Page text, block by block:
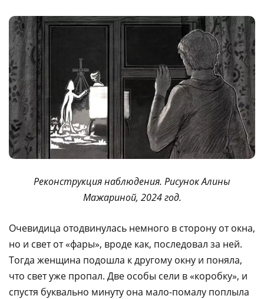
Реконструкция наблюдения. Рисунок Алины
Мажариной, 2024 год.
Очевидица отодвинулась немного в сторону от окна,
но и свет от «фары», вроде как, последовал за ней.
Тогда женщина подошла к другому окну и поняла,
что свет уже пропал. Две особы сели в «коробку», и
спустя буквально минуту она мало-помалу поплыла